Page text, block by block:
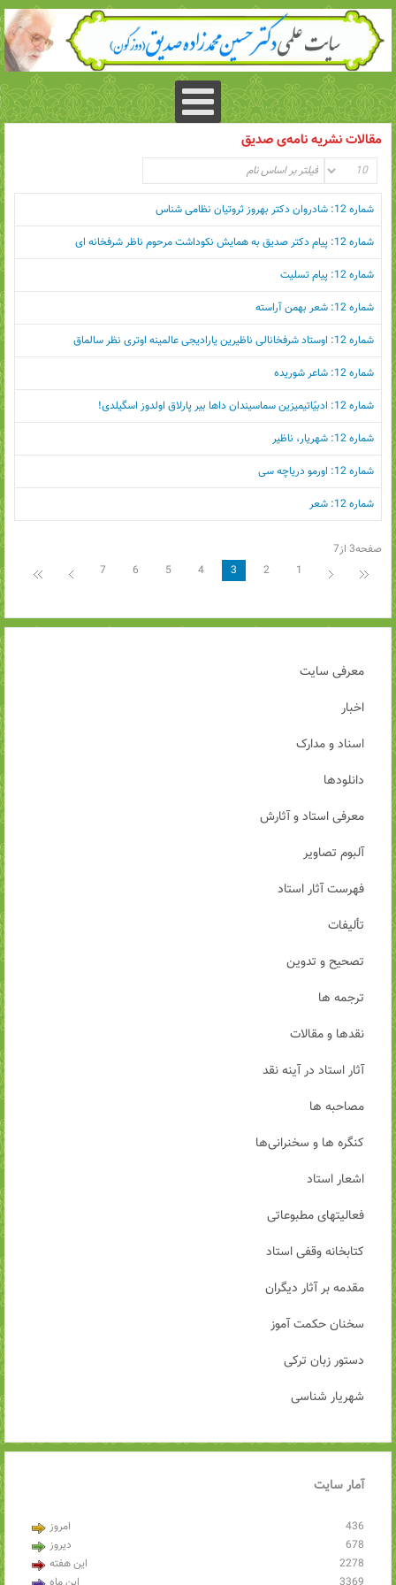
مقالات نشریه نامه‌ی صدیق
شماره 12: شادروان دکتر بهروز ثروتیان نظامی شناس
شماره 12: پیام دکتر صدیق به همایش نکوداشت مرحوم ناظر شرفخانه ای
شماره 12: پیام تسلیت
شماره 12: شعر بهمن آراسته
شماره 12: اوستاد شرفخانالی ناظیرین یارادیجی عالمینه اوتری نظر سالماق
شماره 12: شاعر شوریده
شماره 12: ادبیّاتیمیزین سماسیندان داها بیر پارلاق اولدوز اسگیلدی!
شماره 12: شهریار، ناظیر
شماره 12: اورمو دریاچه سی
شماره 12: شعر
صفحه3 از7
1
2
3
4
5
6
7
معرفی سایت
اخبار
اسناد و مدارک
دانلودها
معرفی استاد و آثارش
آلبوم تصاویر
فهرست آثار استاد
تألیفات
تصحیح و تدوین
ترجمه ها
نقدها و مقالات
آثار استاد در آینه نقد
مصاحبه ها
کنگره ها و سخنرانی‌ها
اشعار استاد
فعالیتهای مطبوعاتی
کتابخانه وقفی استاد
مقدمه بر آثار دیگران
سخنان حکمت آموز
دستور زبان ترکی
شهریار شناسی
آمارسایت
امروز
436
دیروز
678
این هفته
2278